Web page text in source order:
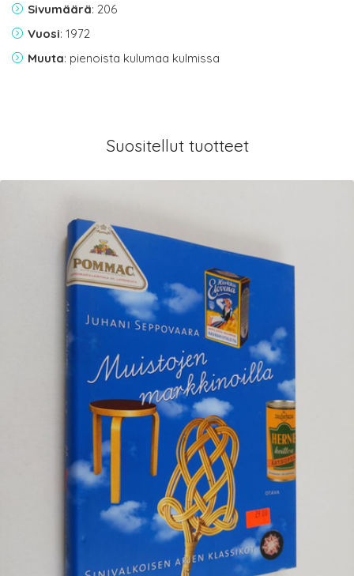
Sivumäärä: 206
Vuosi: 1972
Muuta: pienoista kulumaa kulmissa
Suositellut tuotteet